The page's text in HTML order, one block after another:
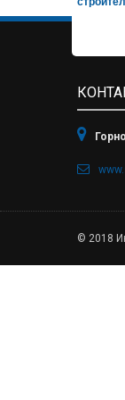
© 2018